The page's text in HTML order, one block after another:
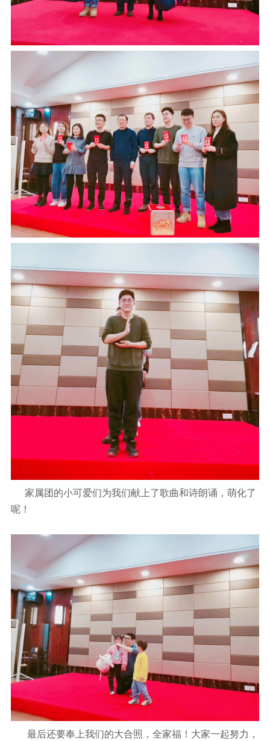
家属团的小可爱们为我们献上了歌曲和诗朗诵，萌化了
呢！
最后还要奉上我们的大合照，全家福！大家一起努力，